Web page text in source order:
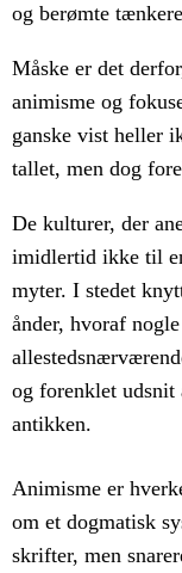
og berømte
Måske er det
animisme og
ganske vist heller
tallet, men dog
De kulturer, der
imidlertid ikke til
myter. I stedet
ånder, hvoraf
og forenklet udsnit
antikken.
Animisme er
om et dogmatisk
skrifter, men